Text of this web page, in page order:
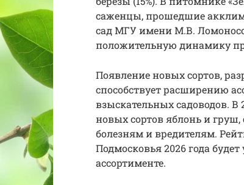
саженцы, прошедшие
сад МГУ имени М.В.
положительную динамику
Появление новых сортов,
способствует расширению
взыскательных садоводов.
новых сортов яблонь и
болезням и вредителям.
Подмосковья 2026 года
ассортименте.